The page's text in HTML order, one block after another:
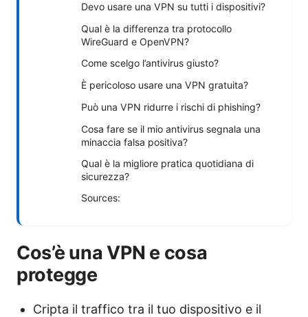
Devo usare una VPN su tutti i dispositivi?
Qual è la differenza tra protocollo
WireGuard e OpenVPN?
Come scelgo l’antivirus giusto?
È pericoloso usare una VPN gratuita?
Può una VPN ridurre i rischi di phishing?
Cosa fare se il mio antivirus segnala una
minaccia falsa positiva?
Qual è la migliore pratica quotidiana di
sicurezza?
Sources:
Cos’è una VPN e cosa
protegge
Cripta il traffico tra il tuo dispositivo e il